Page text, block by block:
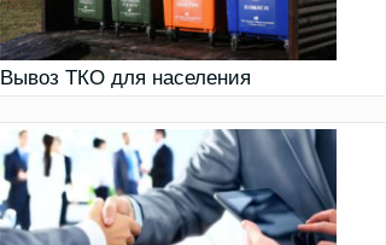
Вывоз ТКО для населения